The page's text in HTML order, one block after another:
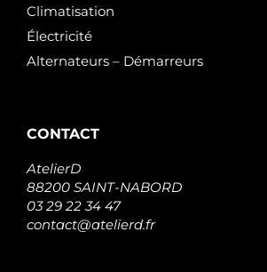
Climatisation
Électricité
Alternateurs – Démarreurs
CONTACT
AtelierD
88200 SAINT-NABORD
03 29 22 34 47
contact@atelierd.fr